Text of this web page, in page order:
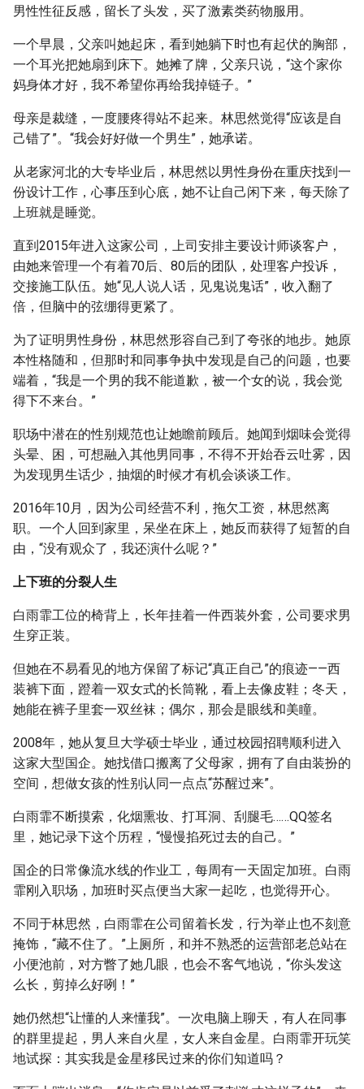
男性性征反感，留长了头发，买了激素类药物服用。
一个早晨，父亲叫她起床，看到她躺下时也有起伏的胸部，
一个耳光把她扇到床下。她摊了牌，父亲只说，“这个家你
妈身体才好，我不希望你再给我掉链子。”
母亲是裁缝，一度腰疼得站不起来。林思然觉得“应该是自
己错了”。“我会好好做一个男生”，她承诺。
从老家河北的大专毕业后，林思然以男性身份在重庆找到一
份设计工作，心事压到心底，她不让自己闲下来，每天除了
上班就是睡觉。
直到2015年进入这家公司，上司安排主要设计师谈客户，
由她来管理一个有着70后、80后的团队，处理客户投诉，
交接施工队伍。她“见人说人话，见鬼说鬼话”，收入翻了
倍，但脑中的弦绷得更紧了。
为了证明男性身份，林思然形容自己到了夸张的地步。她原
本性格随和，但那时和同事争执中发现是自己的问题，也要
端着，“我是一个男的我不能道歉，被一个女的说，我会觉
得下不来台。”
职场中潜在的性别规范也让她瞻前顾后。她闻到烟味会觉得
头晕、困，可想融入其他男同事，不得不开始吞云吐雾，因
为发现男生话少，抽烟的时候才有机会谈谈工作。
2016年10月，因为公司经营不利，拖欠工资，林思然离
职。一个人回到家里，呆坐在床上，她反而获得了短暂的自
由，“没有观众了，我还演什么呢？”
上下班的分裂人生
白雨霏工位的椅背上，长年挂着一件西装外套，公司要求男
生穿正装。
但她在不易看见的地方保留了标记“真正自己”的痕迹——西
装裤下面，蹬着一双女式的长筒靴，看上去像皮鞋；冬天，
她能在裤子里套一双丝袜；偶尔，那会是眼线和美瞳。
2008年，她从复旦大学硕士毕业，通过校园招聘顺利进入
这家大型国企。她找借口搬离了父母家，拥有了自由装扮的
空间，想做女孩的性别认同一点点“苏醒过来”。
白雨霏不断摸索，化烟熏妆、打耳洞、刮腿毛……QQ签名
里，她记录下这个历程，“慢慢掐死过去的自己。”
国企的日常像流水线的作业工，每周有一天固定加班。白雨
霏刚入职场，加班时买点便当大家一起吃，也觉得开心。
不同于林思然，白雨霏在公司留着长发，行为举止也不刻意
掩饰，“藏不住了。”上厕所，和并不熟悉的运营部老总站在
小便池前，对方瞥了她几眼，也会不客气地说，“你头发这
么长，剪掉么好咧！”
她仍然想“让懂的人来懂我”。一次电脑上聊天，有人在同事
的群里提起，男人来自火星，女人来自金星。白雨霏开玩笑
地试探：其实我是金星移民过来的你们知道吗？